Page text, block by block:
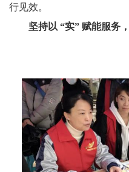
行见效。
坚持以 “实” 赋能服务